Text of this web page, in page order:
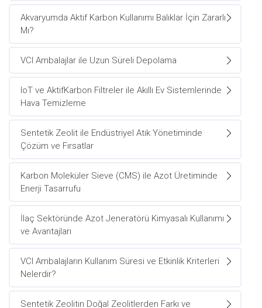
Akvaryumda Aktif Karbon Kullanımı Balıklar İçin Zararlı
Mı?
VCI Ambalajlar ile Uzun Süreli Depolama
IoT ve AktifKarbon Filtreler ile Akıllı Ev Sistemlerinde
Hava Temizleme
Sentetik Zeolit ile Endüstriyel Atık Yönetiminde
Çözüm ve Fırsatlar
Karbon Moleküler Sieve (CMS) ile Azot Üretiminde
Enerji Tasarrufu
İlaç Sektöründe Azot Jeneratörü Kimyasalı Kullanımı
ve Avantajları
VCI Ambalajların Kullanım Süresi ve Etkinlik Kriterleri
Nelerdir?
Sentetik Zeolitin Doğal Zeolitlerden Farkı ve